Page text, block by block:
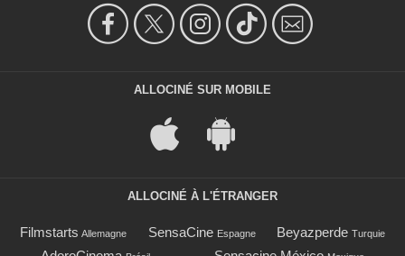
ALLOCINÉ SUR MOBILE
ALLOCINÉ À L'ÉTRANGER
Filmstarts Allemagne SensaCine Espagne Beyazperde Turquie